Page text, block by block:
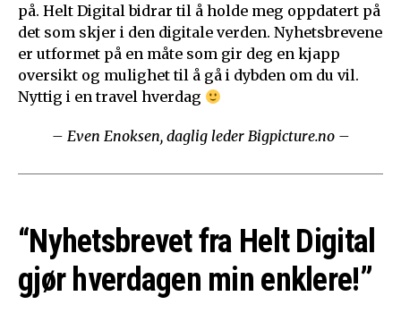
på. Helt Digital bidrar til å holde meg oppdatert på
det som skjer i den digitale verden. Nyhetsbrevene
er utformet på en måte som gir deg en kjapp
oversikt og mulighet til å gå i dybden om du vil.
Nyttig i en travel hverdag
– Even Enoksen, daglig leder Bigpicture.no –
“Nyhetsbrevet fra Helt Digital
gjør hverdagen min enklere!”